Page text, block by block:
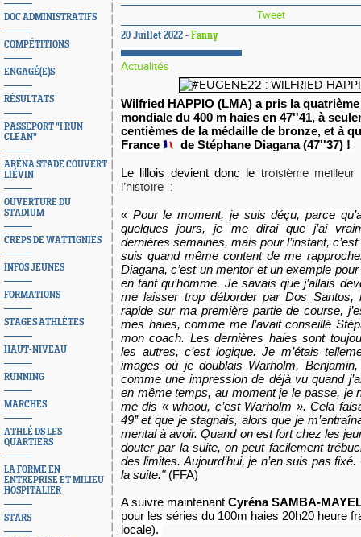
DOC ADMINISTRATIFS
COMPÉTITIONS
ENGAGÉ(E)S
RÉSULTATS
PASSEPORT "I RUN
CLEAN"
ARÉNA STADE COUVERT
LIÉVIN
OUVERTURE DU
STADIUM
CREPS DE WATTIGNIES
INFOS JEUNES
FORMATIONS
STAGES ATHLÈTES
HAUT-NIVEAU
RUNNING
MARCHES
ATHLÉ DS LES
QUARTIERS
LA FORME EN
ENTREPRISE ET MILIEU
HOSPITALIER
STARS
Tweet
20 Juillet 2022 - Fanny
Actualités
Wilfried HAPPIO (LMA) a pris la
mondiale du 400 m haies en 47''41, à
centièmes de la médaille de bronze, et à
France
de Stéphane Diagana (47''37) !
Le lillois devient donc le troisième
l’histoire :
« Pour le moment, je suis déçu, parce
quelques jours, je me dirai que j’ai
dernières semaines, mais pour l’instant,
suis quand même content de me
Diagana, c’est un mentor et un exemple
en tant qu’homme. Je savais que j’allais
me laisser trop déborder par Dos Santos,
rapide sur ma première partie de course,
mes haies, comme me l’avait conseillé
mon coach. Les dernières haies sont
les autres, c’est logique. Je m’étais
images où je doublais Warholm,
comme une impression de déjà vu quand
en même temps, au moment je le passe, je
me dis « whaou, c’est Warholm ».Cela
49’’ et que je stagnais, alors que je
mental à avoir. Quand on est fort chez les
douter par la suite, on peut facilement
des limites. Aujourd’hui, je n’en suis pas
la suite." (FFA)
A suivre maintenant Cyréna SAMBA-
pour les séries du 100m haies 20h20 heure
locale).